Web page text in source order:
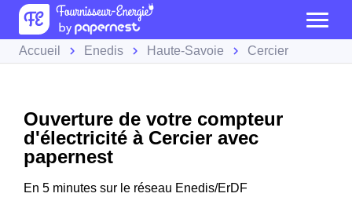
Accueil Enedis Haute-Savoie Cercier